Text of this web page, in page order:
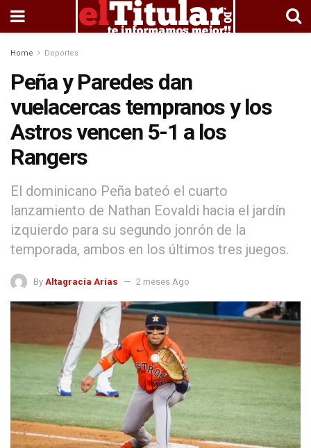
Home Deportes
Peña y Paredes dan
vuelacercas tempranos y los
Astros vencen 5-1 a los
Rangers
El dominicano Peña bateó el cuarto
lanzamiento de Nathan Eovaldi hacia el jardín
izquierdo para su segundo jonrón de la
temporada, ambos en los últimos tres juegos.
By Altagracia Arias 2 meses Ago